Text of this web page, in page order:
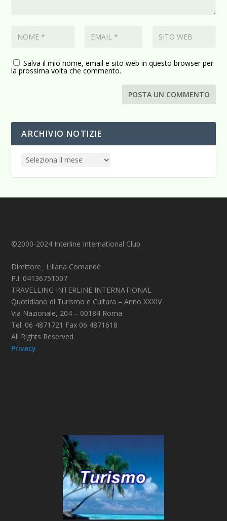
Salva il mio nome, email e sito web in questo browser per
la prossima volta che commento.
ARCHIVIO NOTIZIE
©2000-2024 Interline International Club
Direttore_ Liliana Comandè
P.I. 04136751007
TRAVELLING INTERLINE INTERNATIONAL
Quotidiano di Turismo e Cultura – Anno XXXIV
Via Nazionale, 204 – 00184 Roma
Tel. 06 4871721 Fax 06 4871618
All Rights Reserved
Privacy